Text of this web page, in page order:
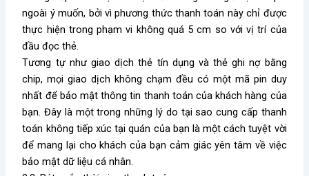
ngoài ý muốn, bởi vì phương thức thanh toán này chỉ được
thực hiện trong phạm vi không quá 5 cm so với vị trí của
đầu đọc thẻ.
Tương tự như giao dịch thẻ tín dụng và thẻ ghi nợ bằng
chip, mọi giao dịch không chạm đều có một mã pin duy
nhất để bảo mật thông tin thanh toán của khách hàng của
bạn. Đây là một trong những lý do tại sao cung cấp thanh
toán không tiếp xúc tại quán của bạn là một cách tuyệt vời
để mang lại cho khách của bạn cảm giác yên tâm về việc
bảo mật dữ liệu cá nhân.